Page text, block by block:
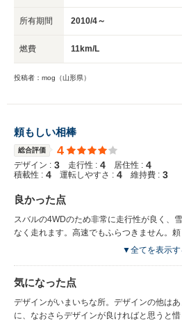
所有期間 2010/4～
燃費 11km/L
投稿者：mog（山形県）
頼もしい相棒
総合評価 4
デザイン : 3 走行性 : 4 居住性 : 4
積載性 : 4 運転しやすさ : 4 維持費 : 3
良かった点
スバルの4WDのため非常に走行性が良く、
なく走れます。高速でもふらつきません。
て、電動シートやアイサイトなど装備も充
ノに変えたら乗り心地やハンドリングが改善
は違うものを求めている人にはいいのかな
変えようかと考えたこともありますが、中
▼全てを表示す
気になった点
デザインがいまいちな所。デザインの他は
に、なおさらデザインが良ければと思うと